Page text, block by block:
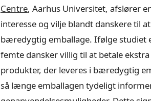
Centre, Aarhus Universitet, afslører
interesse og vilje blandt danskere til
bæredygtig emballage. Ifølge studiet
femte dansker villig til at betale
produkter, der leveres i bæredygtig
så længe emballagen tydeligt